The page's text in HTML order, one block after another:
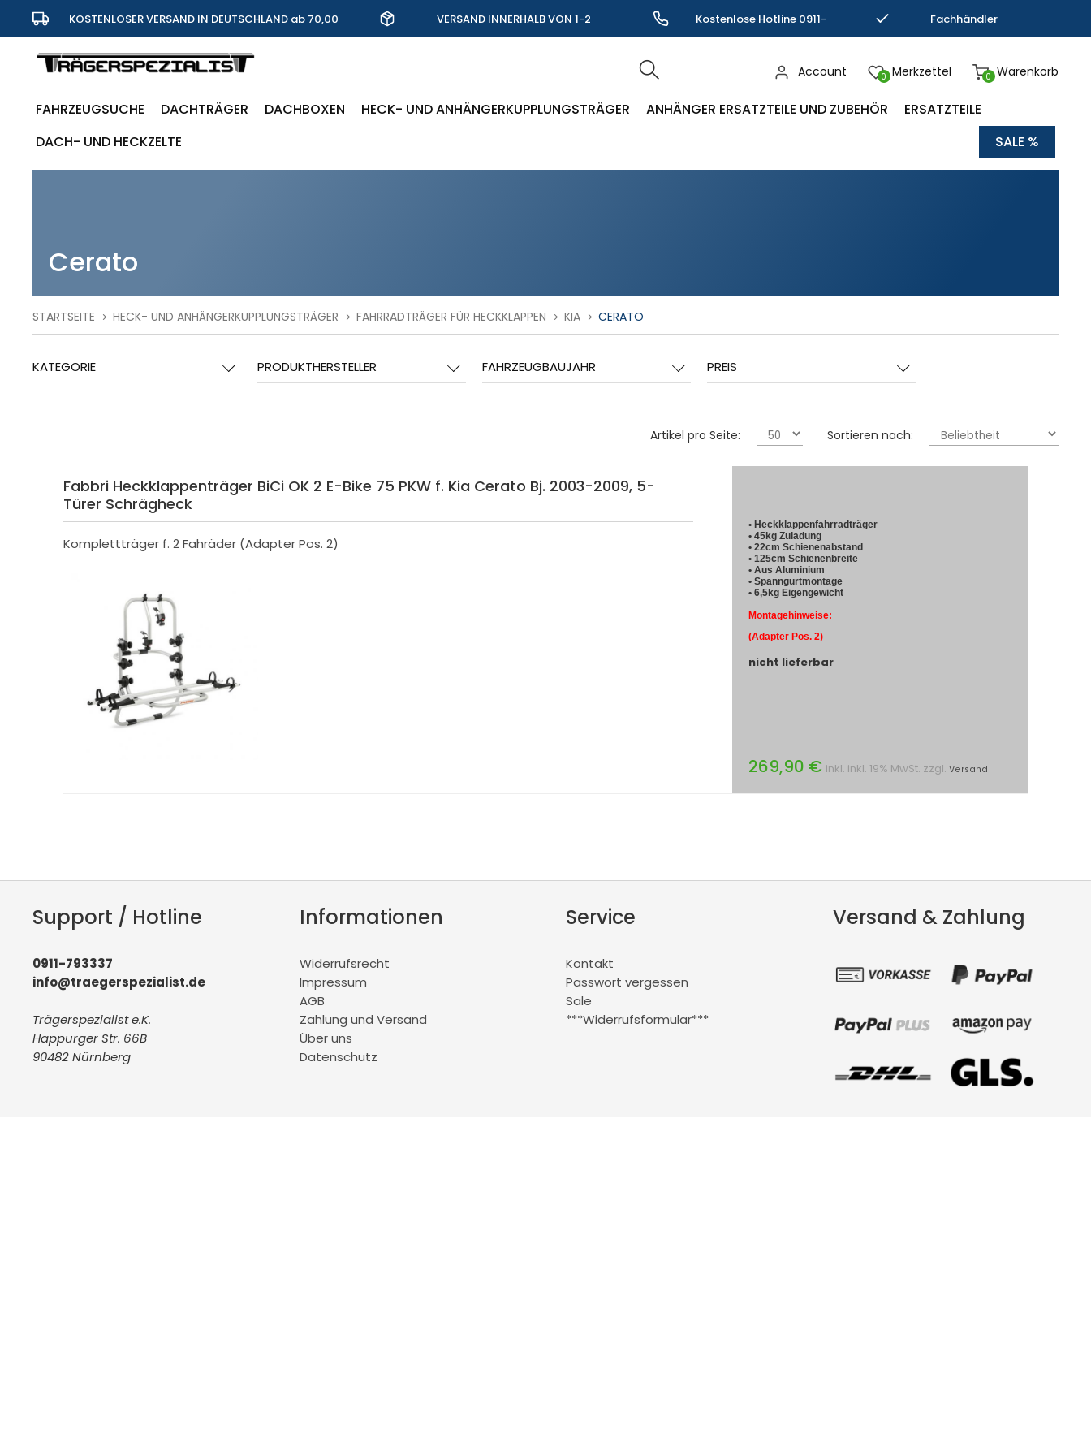
KOSTENLOSER VERSAND IN DEUTSCHLAND ab 70,00
Euro
VERSAND INNERHALB VON 1-2 Kostenlose Hotline 0911- Fachhändler
0 Warenkorb
0 Merkzettel
Account
FAHRZEUGSUCHE DACHTRÄGER DACHBOXEN HECK- UND ANHÄNGERKUPPLUNGSTRÄGER ANHÄNGER ERSATZTEILE UND ZUBEHÖR
ERSATZTEILE
DACH- UND HECKZELTE
SALE %
Cerato
STARTSEITE HECK- UND ANHÄNGERKUPPLUNGSTRÄGER FAHRRADTRÄGER FÜR HECKKLAPPEN KIA CERATO
KATEGORIE PRODUKTHERSTELLER FAHRZEUGBAUJAHR PREIS
Sortieren nach:
Artikel pro Seite:
Fabbri Heckklappenträger BiCi OK 2 E-Bike 75 PKW f. Kia Cerato Bj. 2003-2009, 5-
Türer Schrägheck
Komplettträger f. 2 Fahräder (Adapter Pos. 2)
• Heckklappenfahrradträger
• 45kg Zuladung
• 22cm Schienenabstand
• 125cm Schienenbreite
• Aus Aluminium
• Spanngurtmontage
• 6,5kg Eigengewicht
Montagehinweise:
(Adapter Pos. 2)
nicht lieferbar
269,90 € inkl. inkl. 19% MwSt. zzgl. Versand
Support / Hotline
0911-793337
info@traegerspezialist.de
Trägerspezialist e.K.
Happurger Str. 66B
90482 Nürnberg
Informationen
Widerrufsrecht
Impressum
AGB
Zahlung und Versand
Über uns
Datenschutz
Service
Kontakt
Passwort vergessen
Sale
***Widerrufsformular***
Versand & Zahlung